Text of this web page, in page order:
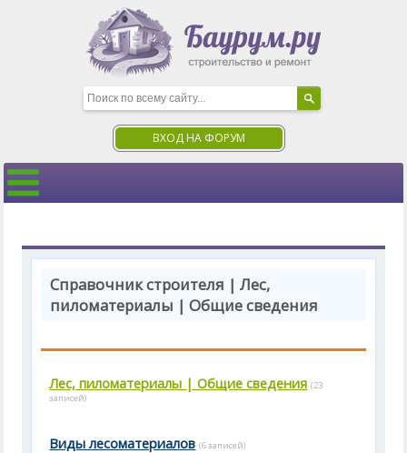
ВХОД НА ФОРУМ
Справочник строителя | Лес,
пиломатериалы | Общие сведения
Лес, пиломатериалы | Общие сведения (23
записей)
Виды лесоматериалов (6 записей)